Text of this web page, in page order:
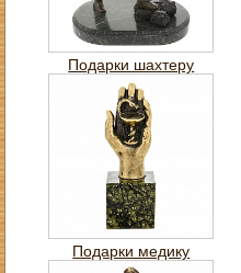
Подарки шахтеру
Подарки медику